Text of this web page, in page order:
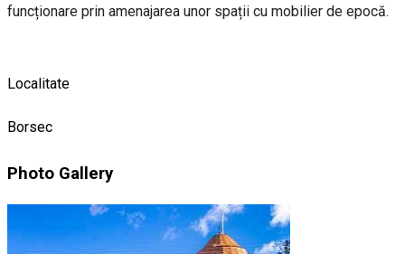
funcționare prin amenajarea unor spații cu mobilier de epocă.
Localitate
Borsec
Photo Gallery